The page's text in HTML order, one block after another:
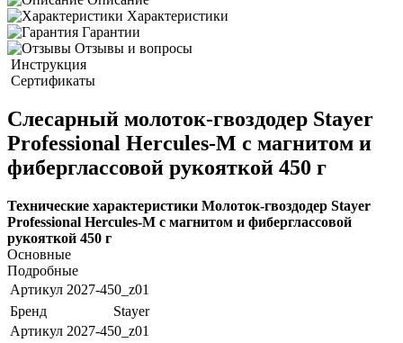
Характеристики
Гарантии
Отзывы и вопросы
Инструкция
Сертификаты
Слесарный молоток-гвоздодер Stayer
Professional Hercules-M с магнитом и
фиберглассовой рукояткой 450 г
Технические характеристики Молоток-гвоздодер Stayer
Professional Hercules-M с магнитом и фиберглассовой
рукояткой 450 г
Основные
Подробные
Артикул 2027-450_z01
Бренд
Stayer
Артикул 2027-450_z01